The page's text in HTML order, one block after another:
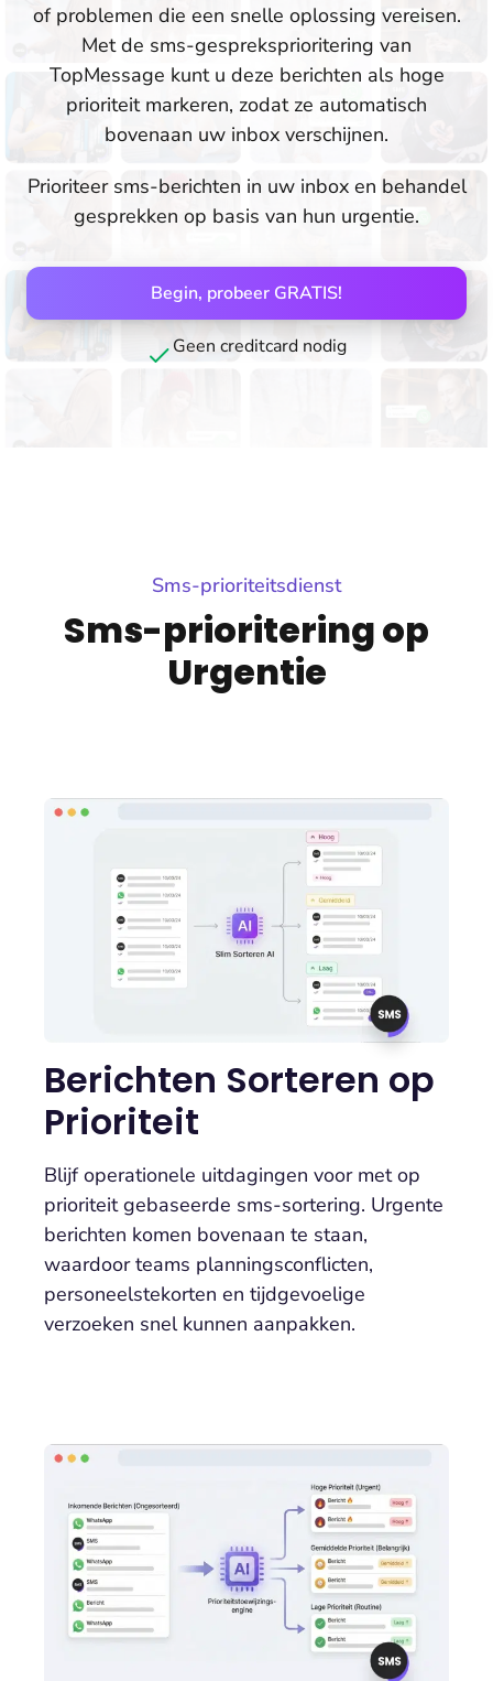
of problemen die een snelle oplossing vereisen.
Met de sms-gespreksprioritering van
TopMessage kunt u deze berichten als hoge
prioriteit markeren, zodat ze automatisch
bovenaan uw inbox verschijnen.
Prioriteer sms-berichten in uw inbox en behandel
gesprekken op basis van hun urgentie.
Begin, probeer GRATIS!
Geen creditcard nodig
Sms-prioriteitsdienst
Sms-prioritering op
Urgentie
Berichten Sorteren op
Prioriteit
Blijf operationele uitdagingen voor met op
prioriteit gebaseerde sms-sortering. Urgente
berichten komen bovenaan te staan,
waardoor teams planningsconflicten,
personeelstekorten en tijdgevoelige
verzoeken snel kunnen aanpakken.